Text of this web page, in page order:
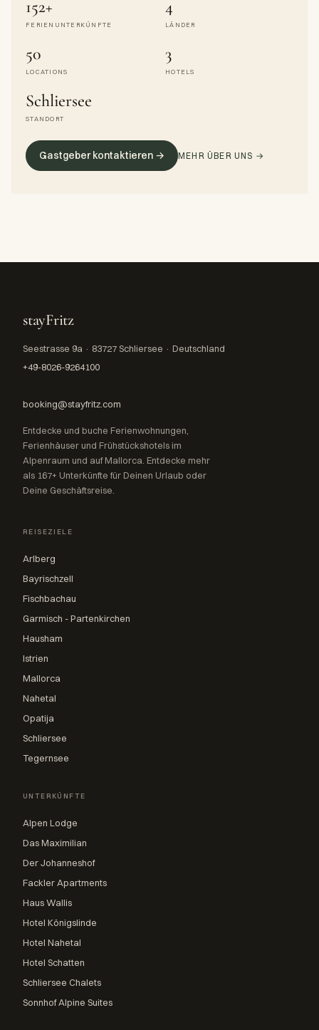
152+
FERIENUNTERKÜNFTE
4
LÄNDER
50
LOCATIONS
3
HOTELS
Schliersee
STANDORT
Gastgeber kontaktieren → MEHR ÜBER UNS →
stayFritz
Seestrasse 9a · 83727 Schliersee · Deutschland
+49-8026-9264100
booking@stayfritz.com
Entdecke und buche Ferienwohnungen,
Ferienhäuser und Frühstückshotels im
Alpenraum und auf Mallorca. Entdecke mehr
als 167+ Unterkünfte für Deinen Urlaub oder
Deine Geschäftsreise.
REISEZIELE
Arlberg
Bayrischzell
Fischbachau
Garmisch - Partenkirchen
Hausham
Istrien
Mallorca
Nahetal
Opatija
Schliersee
Tegernsee
UNTERKÜNFTE
Alpen Lodge
Das Maximilian
Der Johanneshof
Fackler Apartments
Haus Wallis
Hotel Königslinde
Hotel Nahetal
Hotel Schatten
Schliersee Chalets
Sonnhof Alpine Suites